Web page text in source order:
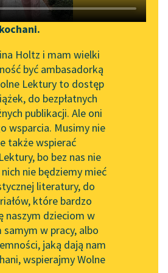
Zgłoś brak utworu
Narzędzia
Mapa Wolnych Lektur
Leśmianator
Przewodnik dla piszących i
czytających
API
OAI-PMH
Widget Wolnych Lektur
Przypisy
Holtz i mam wielki
być ambasadorką
Lektury to dostęp
do bezpłatnych
publikacji. Ale oni
wsparcia. Musimy nie
także wspierać
bo bez nas nie
nie będziemy mieć
literatury, do
które bardzo
naszym dzieciom w
samym w pracy, albo
jaką dają nam
wspierajmy Wolne
pobierz audiobook
pobierz książkę
, reż. Rafał Poławski ArtRepublica